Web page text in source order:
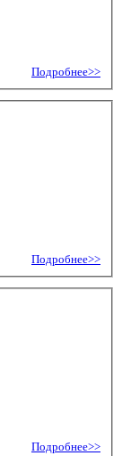
Подробнее>>
Подробнее>>
Подробнее>>